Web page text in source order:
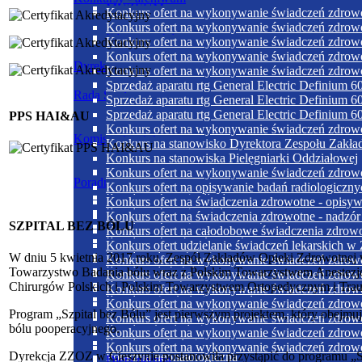
MUZEUM
Film o szpitalu
Dyrekcja
Rada Społeczna
Komisja ds. etyki
Poradnie specjalistyczne
Poradnia chirurgii dla dzieci
Poradnia chirurgii ogólnej
Poradnia chirurgii urazowo-ortopedycznej
Poradnia chorób zakaźnych
Poradnia dermatologiczna
Poradnia diabetologiczna
Poradnia geriatryczna
Poradnia ginekologiczno-położnicza
Poradnia gruźlicy i chorób płuc
Poradnia kardiologiczna
Poradnia nefrologiczna
Poradnia neonatologiczna
Dieta bogatoresztkowa
Dieta cukrzycowa niskobiałkowa
Dieta kleikowo-sucharowa
Dieta niskobiałkowa
Dieta niskoelektrolitowa normobiałkowa z
Dieta cukrzycowo-trzustkowa
Dieta papkowata
Konkurs ofert na wykonywanie świadczeń
Konkurs ofert na wykonywanie świadczeń
Konkurs ofert na wykonywanie świadczeń
Konkurs ofert na wykonywanie świadczeń
Konkurs ofert na wykonywanie świadczeń
Sprzedaż aparatu rtg General Electric Definium
Sprzedaż aparatu rtg General Electric Definium
Sprzedaż aparatu rtg General Electric Definium
Konkurs ofert na wykonywanie świadczeń
Konkurs na stanowisko Dyrektora Zespołu
Konkurs na stanowiska Pielęgniarki Oddziałowej
Konkurs ofert na wykonywanie świadczeń
Konkurs ofert na opisywanie badań
Konkurs ofert na świadczenia zdrowotne -
Konkurs ofert na świadczenia zdrowotne -
Konkurs ofert na całodobowe świadczenia
Konkurs ofert udzielanie świadczeń lekarskich w
Konkurs ofert na wykonywanie świadczeń
Konkurs ofert na wykonywanie świadczeń
Konkurs ofert na wykonywanie świadczeń
Konkurs ofert na wykonywanie świadczeń
Konkurs ofert na wykonywanie świadczeń
Konkurs ofert na wykonywanie świadczeń
Konkurs ofert na wykonywanie świadczeń
PPS HAI&AU
SZPITAL BEZ BÓLU
W dniu 5 kwietnia 2017 roku, Zespół Zakładów Opieki
Towarzystwo Badania bólu wraz z Polskim Towarzystwem
Chirurgów Polskich i Polskim Towarzystwem Ortopedycznym i
Program „Szpital bez Bólu” jest pierwszym projektem, który
bólu pooperacyjnego.
Dyrekcja ZZOZ w Cieszynie postanowiła przystąpić do programu